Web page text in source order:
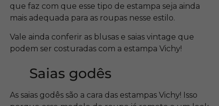
que faz com que esse tipo de estampa seja ainda
mais adequada para as roupas nesse estilo.
Vale ainda conferir as blusas e saias vintage que
podem ser costuradas com a estampa Vichy!
Saias godês
As saias godês são a cara das estampas Vichy! Isso